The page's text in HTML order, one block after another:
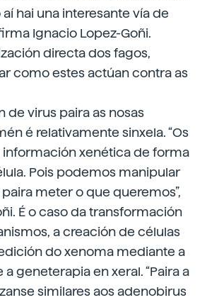
hai una interesante vía de
Ignacio Lopez-Goñi.
directa dos fagos,
como estes actúan contra as
de virus paira as nosas
é relativamente sinxela. “Os
xenética de forma
Pois podemos manipular
meter o que queremos”,
É o caso da transformación
a creación de células
do xenoma mediante a
a geneterapia en xeral. “Paira a
similares aos adenobirus